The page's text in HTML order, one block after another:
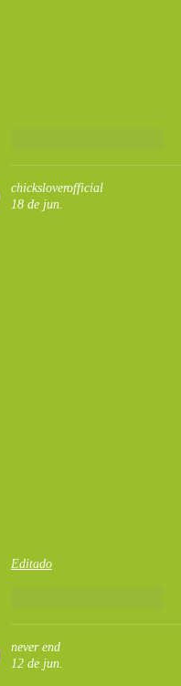
chicksloverofficial
18 de jun.
Editado
never end
12 de jun.